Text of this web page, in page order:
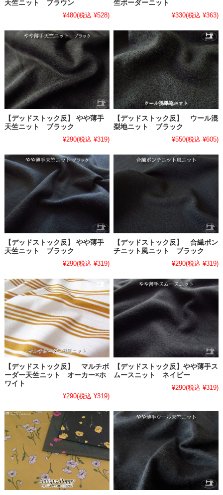
天竺ニット ブラウン
¥480(税込 ¥528)
竺ボーダーニット
¥330(税込 ¥363)
【デッドストック反】 やや薄手
天竺ニット ブラック
¥290(税込 ¥319)
【デッドストック反】 ウール混
梨地ニット ブラック
¥550(税込 ¥605)
【デッドストック反】 やや薄手
天竺ニット ブラック
¥290(税込 ¥319)
【デッドストック反】 合繊ポン
チニット風ニット ブラック
¥290(税込 ¥319)
【デッドストック反】 マルチボ
ーダー天竺ニット オーカー×ホ
ワイト
¥290(税込 ¥319)
【デッドストック反】やや薄手ス
ムースニット ネイビー
¥290(税込 ¥319)